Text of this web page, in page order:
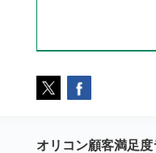
オリコン顧客満足